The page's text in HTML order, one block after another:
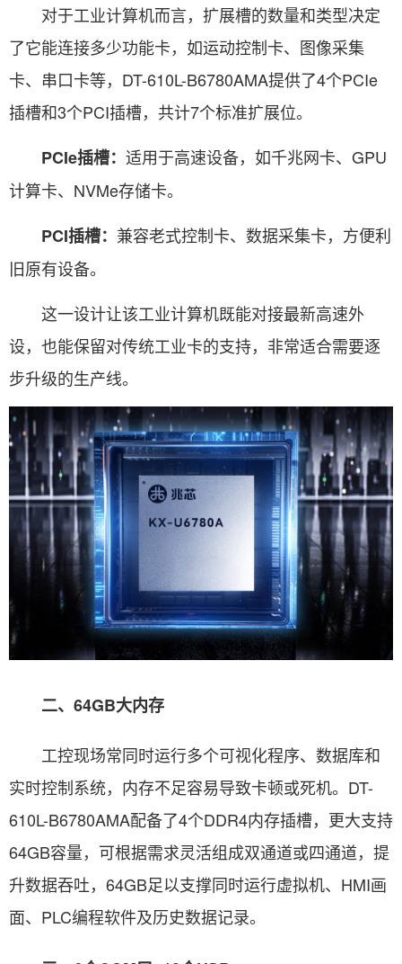
对于工业计算机而言，扩展槽的数量和类型决定
了它能连接多少功能卡，如运动控制卡、图像采集
卡、串口卡等，DT-610L-B6780AMA提供了4个PCIe
插槽和3个PCI插槽，共计7个标准扩展位。
PCIe插槽： 适用于高速设备，如千兆网卡、GPU
计算卡、NVMe存储卡。
PCI插槽： 兼容老式控制卡、数据采集卡，方便利
旧原有设备。
这一设计让该工业计算机既能对接最新高速外
设，也能保留对传统工业卡的支持，非常适合需要逐
步升级的生产线。
二、64GB大内存
工控现场常同时运行多个可视化程序、数据库和
实时控制系统，内存不足容易导致卡顿或死机。DT-
610L-B6780AMA配备了4个DDR4内存插槽，更大支持
64GB容量，可根据需求灵活组成双通道或四通道，提
升数据吞吐，64GB足以支撑同时运行虚拟机、HMI画
面、PLC编程软件及历史数据记录。